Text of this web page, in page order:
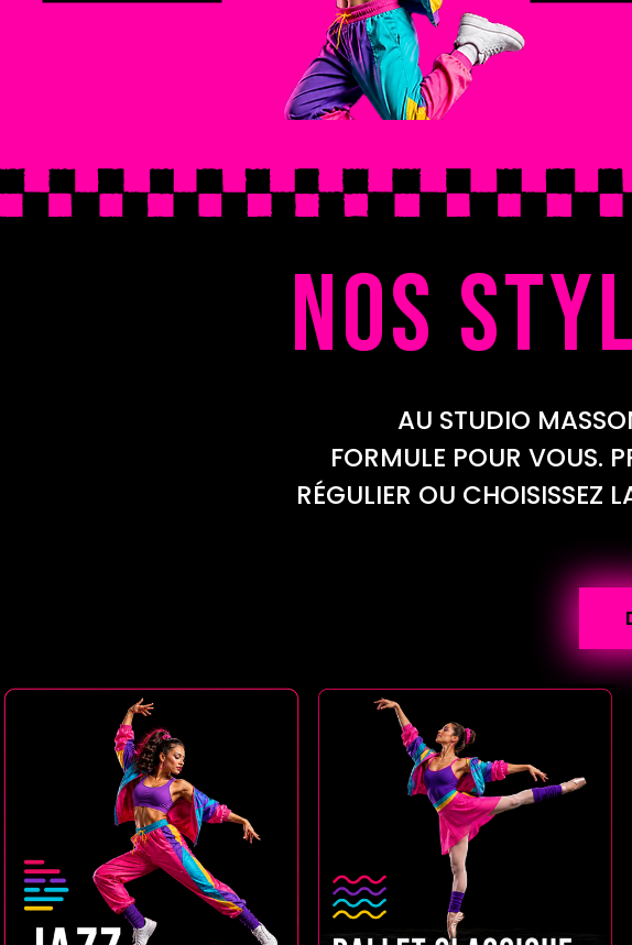
NOS
AU STUDIO MASSON,
FORMULE POUR VOUS.
RÉGULIER OU CHOISISSEZ